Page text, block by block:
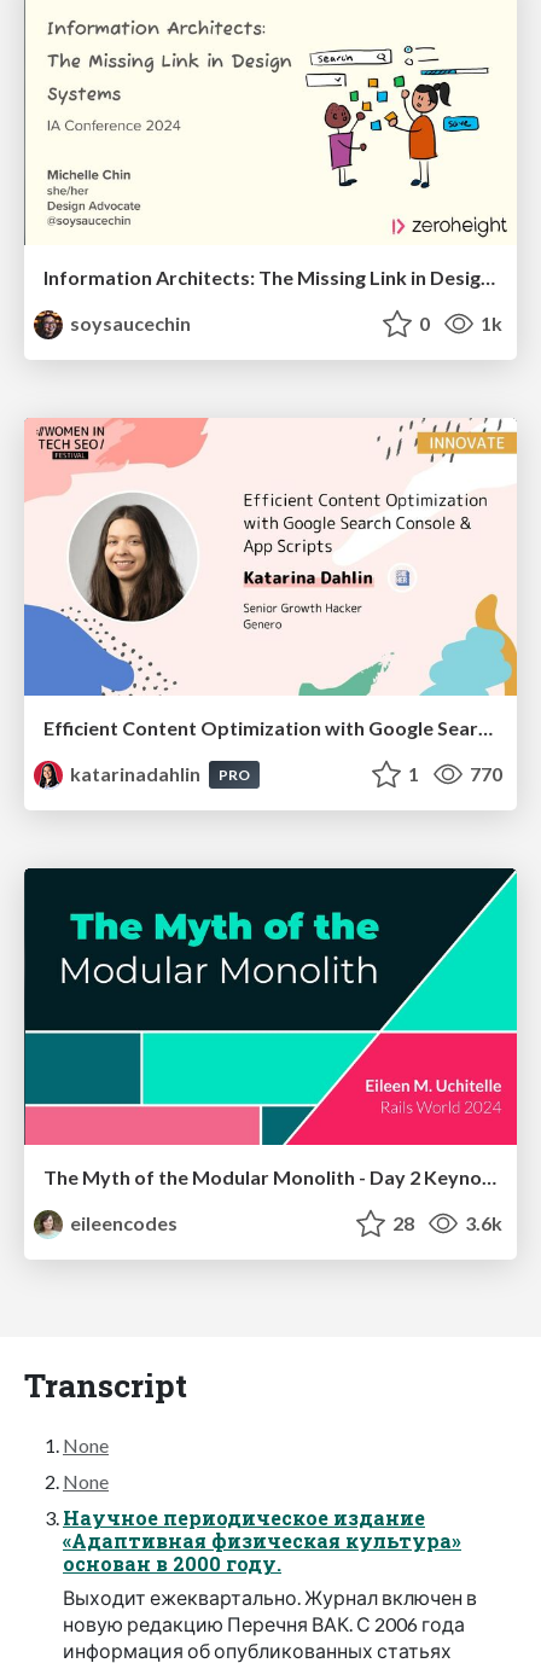
Information Architects: The Missing Link in Design Systems
soysaucechin
0 1k
katarinadahlin
PRO 1 770
The Myth of the Modular Monolith - Day 2 Keynote - Rails World 2024
eileencodes
28 3.6k
Transcript
None
None
Научное периодическое издание
«Адаптивная физическая культура»
основан в 2000 году.
Выходит ежеквартально. Журнал включен в
новую редакцию Перечня ВАК. С 2006 года
информация об опубликованных статьях